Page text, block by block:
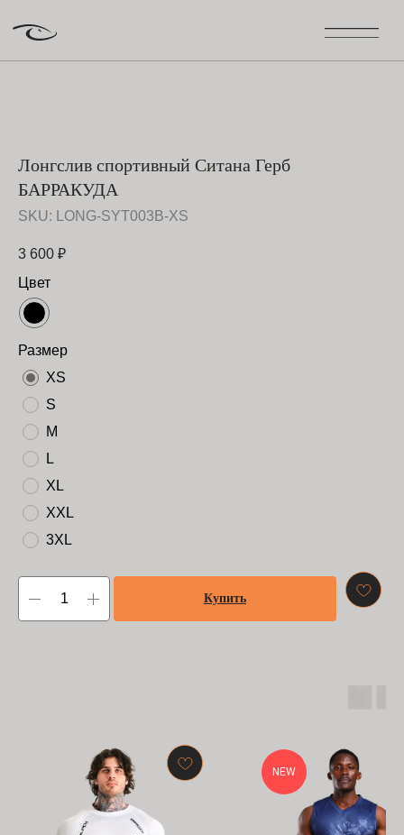
Лонгслив спортивный Ситана Герб
БАРРАКУДА
SKU: LONG-SYT003B-XS
3 600 ₽
Цвет
Размер
XS
S
M
L
XL
XXL
3XL
Купить
NEW